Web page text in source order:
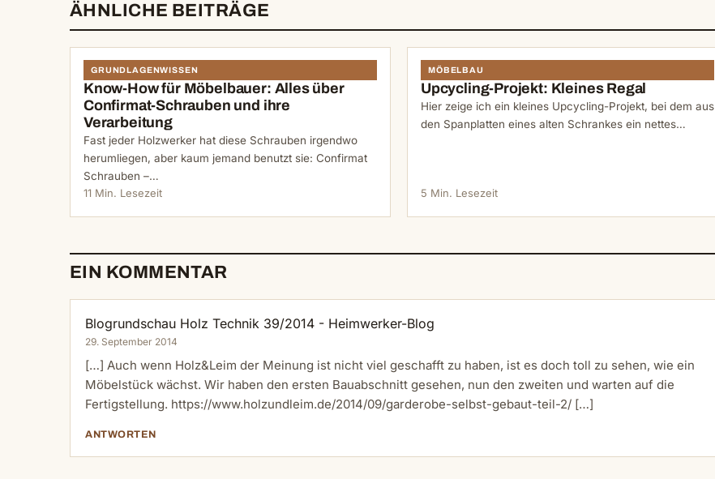
ÄHNLICHE BEITRÄGE
GRUNDLAGENWISSEN
Know-How für Möbelbauer: Alles über
Confirmat-Schrauben und ihre
Verarbeitung
Fast jeder Holzwerker hat diese Schrauben irgendwo
herumliegen, aber kaum jemand benutzt sie: Confirmat
Schrauben –…
11 Min. Lesezeit
MÖBELBAU
Upcycling-Projekt: Kleines Regal
Hier zeige ich ein kleines Upcycling-Projekt, bei dem aus
den Spanplatten eines alten Schrankes ein nettes…
5 Min. Lesezeit
EIN KOMMENTAR
Blogrundschau Holz Technik 39/2014 - Heimwerker-Blog
29. September 2014
[…] Auch wenn Holz&Leim der Meinung ist nicht viel geschafft zu haben, ist es doch toll zu sehen, wie ein
Möbelstück wächst. Wir haben den ersten Bauabschnitt gesehen, nun den zweiten und warten auf die
Fertigstellung. https://www.holzundleim.de/2014/09/garderobe-selbst-gebaut-teil-2/ […]
ANTWORTEN